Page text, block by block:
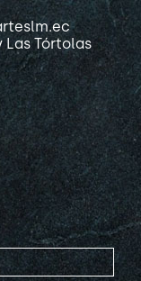
Las Tórtolas